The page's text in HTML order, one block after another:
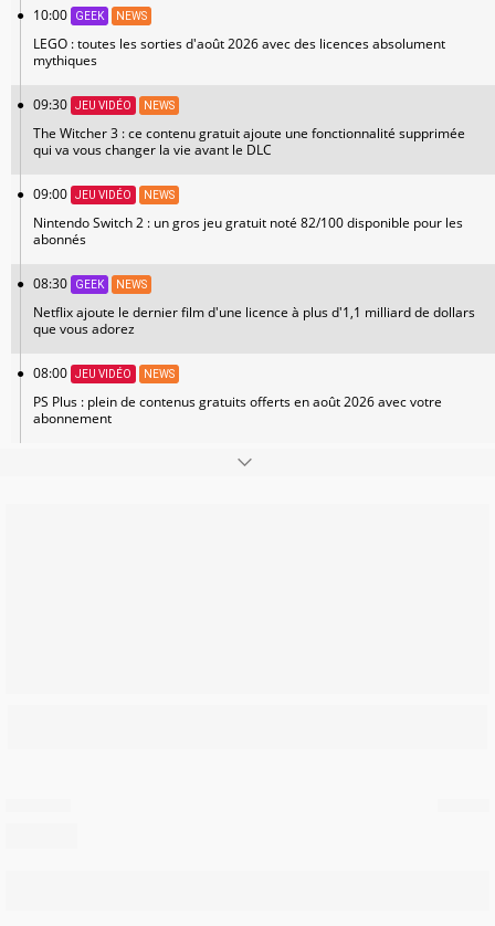
10:00 GEEK NEWS
LEGO : toutes les sorties d'août 2026 avec des licences absolument
mythiques
09:30 JEU VIDÉO NEWS
The Witcher 3 : ce contenu gratuit ajoute une fonctionnalité supprimée
qui va vous changer la vie avant le DLC
09:00 JEU VIDÉO NEWS
Nintendo Switch 2 : un gros jeu gratuit noté 82/100 disponible pour les
abonnés
08:30 GEEK NEWS
Netflix ajoute le dernier film d'une licence à plus d'1,1 milliard de dollars
que vous adorez
08:00 JEU VIDÉO NEWS
PS Plus : plein de contenus gratuits offerts en août 2026 avec votre
abonnement